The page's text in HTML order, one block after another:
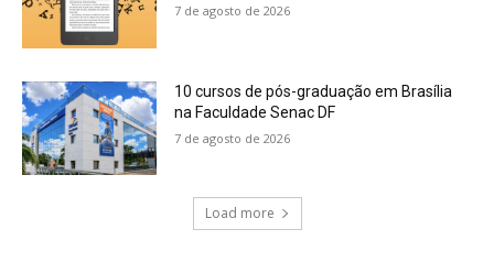
7 de agosto de 2026
10 cursos de pós-graduação em Brasília
na Faculdade Senac DF
7 de agosto de 2026
Load more